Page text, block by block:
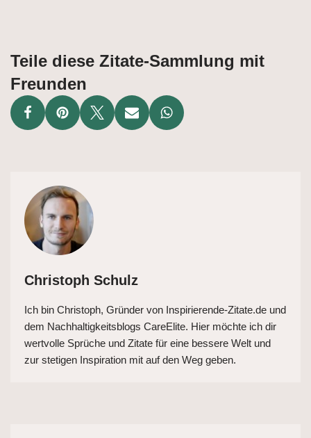
Teile diese Zitate-Sammlung mit
Freunden
Christoph Schulz
Ich bin Christoph, Gründer von Inspirierende-Zitate.de und
dem Nachhaltigkeitsblogs CareElite. Hier möchte ich dir
wertvolle Sprüche und Zitate für eine bessere Welt und
zur stetigen Inspiration mit auf den Weg geben.